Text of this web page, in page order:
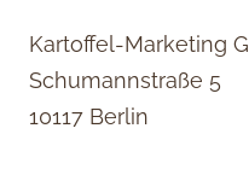
Kartoffel-Marketing
Schumannstraße 5
10117 Berlin